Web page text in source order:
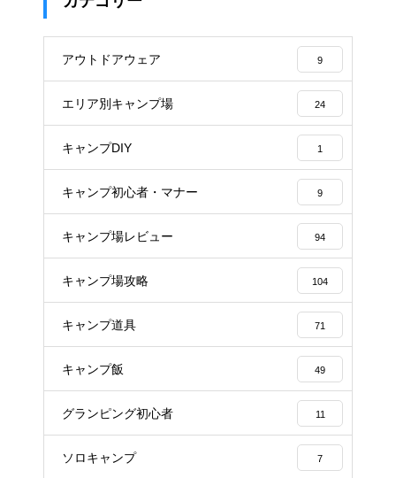
アウトドアウェア 9
エリア別キャンプ場 24
キャンプDIY 1
キャンプ初心者・マナー 9
キャンプ場レビュー 94
キャンプ場攻略 104
キャンプ道具 71
キャンプ飯 49
グランピング初心者 11
ソロキャンプ 7